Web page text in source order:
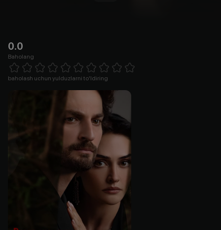
0.0
Baholang
1 Star 2 Stars 3 Stars 4 Stars5 Stars 6 Stars7 Stars8 Stars
baholash uchun yulduzlarni to'ldiring